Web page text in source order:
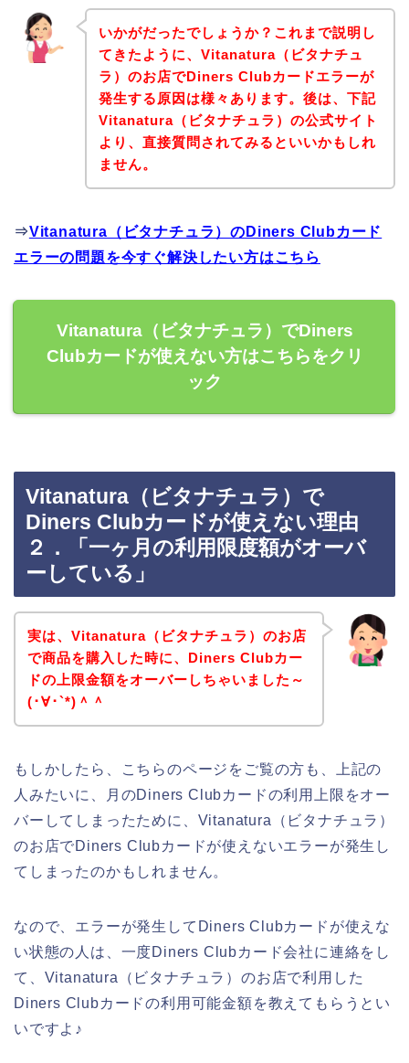
いかがだったでしょうか？これまで説明し
てきたように、Vitanatura（ビタナチュ
ラ）のお店でDiners Clubカードエラーが
発生する原因は様々あります。後は、下記
Vitanatura（ビタナチュラ）の公式サイト
より、直接質問されてみるといいかもしれ
ません。
⇒Vitanatura（ビタナチュラ）のDiners Clubカード
エラーの問題を今すぐ解決したい方はこちら
Vitanatura（ビタナチュラ）でDiners
Clubカードが使えない方はこちらをクリ
ック
Vitanatura（ビタナチュラ）で
Diners Clubカードが使えない理由
２．「一ヶ月の利用限度額がオーバ
ーしている」
実は、Vitanatura（ビタナチュラ）のお店
で商品を購入した時に、Diners Clubカー
ドの上限金額をオーバーしちゃいました～
(･∀･`*)＾＾
もしかしたら、こちらのページをご覧の方も、上記の
人みたいに、月のDiners Clubカードの利用上限をオー
バーしてしまったために、Vitanatura（ビタナチュラ）
のお店でDiners Clubカードが使えないエラーが発生し
てしまったのかもしれません。
なので、エラーが発生してDiners Clubカードが使えな
い状態の人は、一度Diners Clubカード会社に連絡をし
て、Vitanatura（ビタナチュラ）のお店で利用した
Diners Clubカードの利用可能金額を教えてもらうとい
いですよ♪